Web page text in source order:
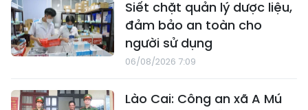
Siết chặt quản lý dược liệu,
đảm bảo an toàn cho
người sử dụng
06/08/2026 7:09
Lào Cai: Công an xã A Mú